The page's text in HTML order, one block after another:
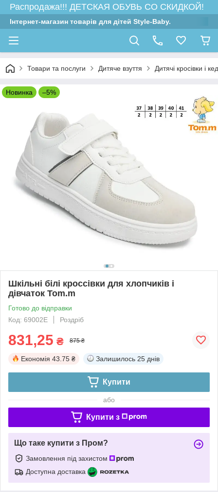
Распродажа!!! ДЕТСКАЯ ОБУВЬ СО СКИДКОЙ!
Інтернет-магазин товарів для дітей Style-Baby.
Товари та послуги Дитяче взуття Дитячі кросівки і
Новинка –5%
Шкільні білі кроссівки для хлопчиків і
дівчаток Tom.m
Готово до відправки
Код: 69002E
Роздріб
831,25 ₴ 875 ₴
Економія 43.75 ₴ Залишилось 25 днів
Купити
або
Купити з
Що таке купити з Пром?
Замовлення під захистом
Доступна доставка